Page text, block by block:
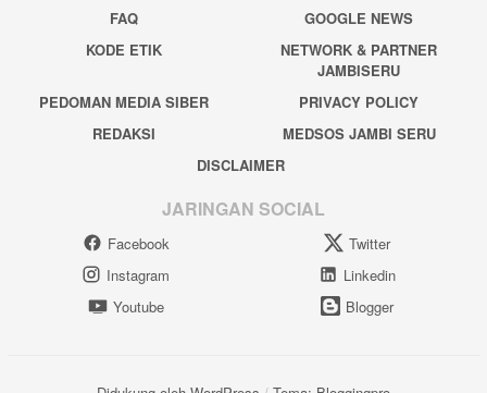
FAQ
GOOGLE NEWS
KODE ETIK
NETWORK & PARTNER
JAMBISERU
PEDOMAN MEDIA SIBER
PRIVACY POLICY
REDAKSI
MEDSOS JAMBI SERU
DISCLAIMER
JARINGAN SOCIAL
Facebook
Twitter
Instagram
Linkedin
Youtube
Blogger